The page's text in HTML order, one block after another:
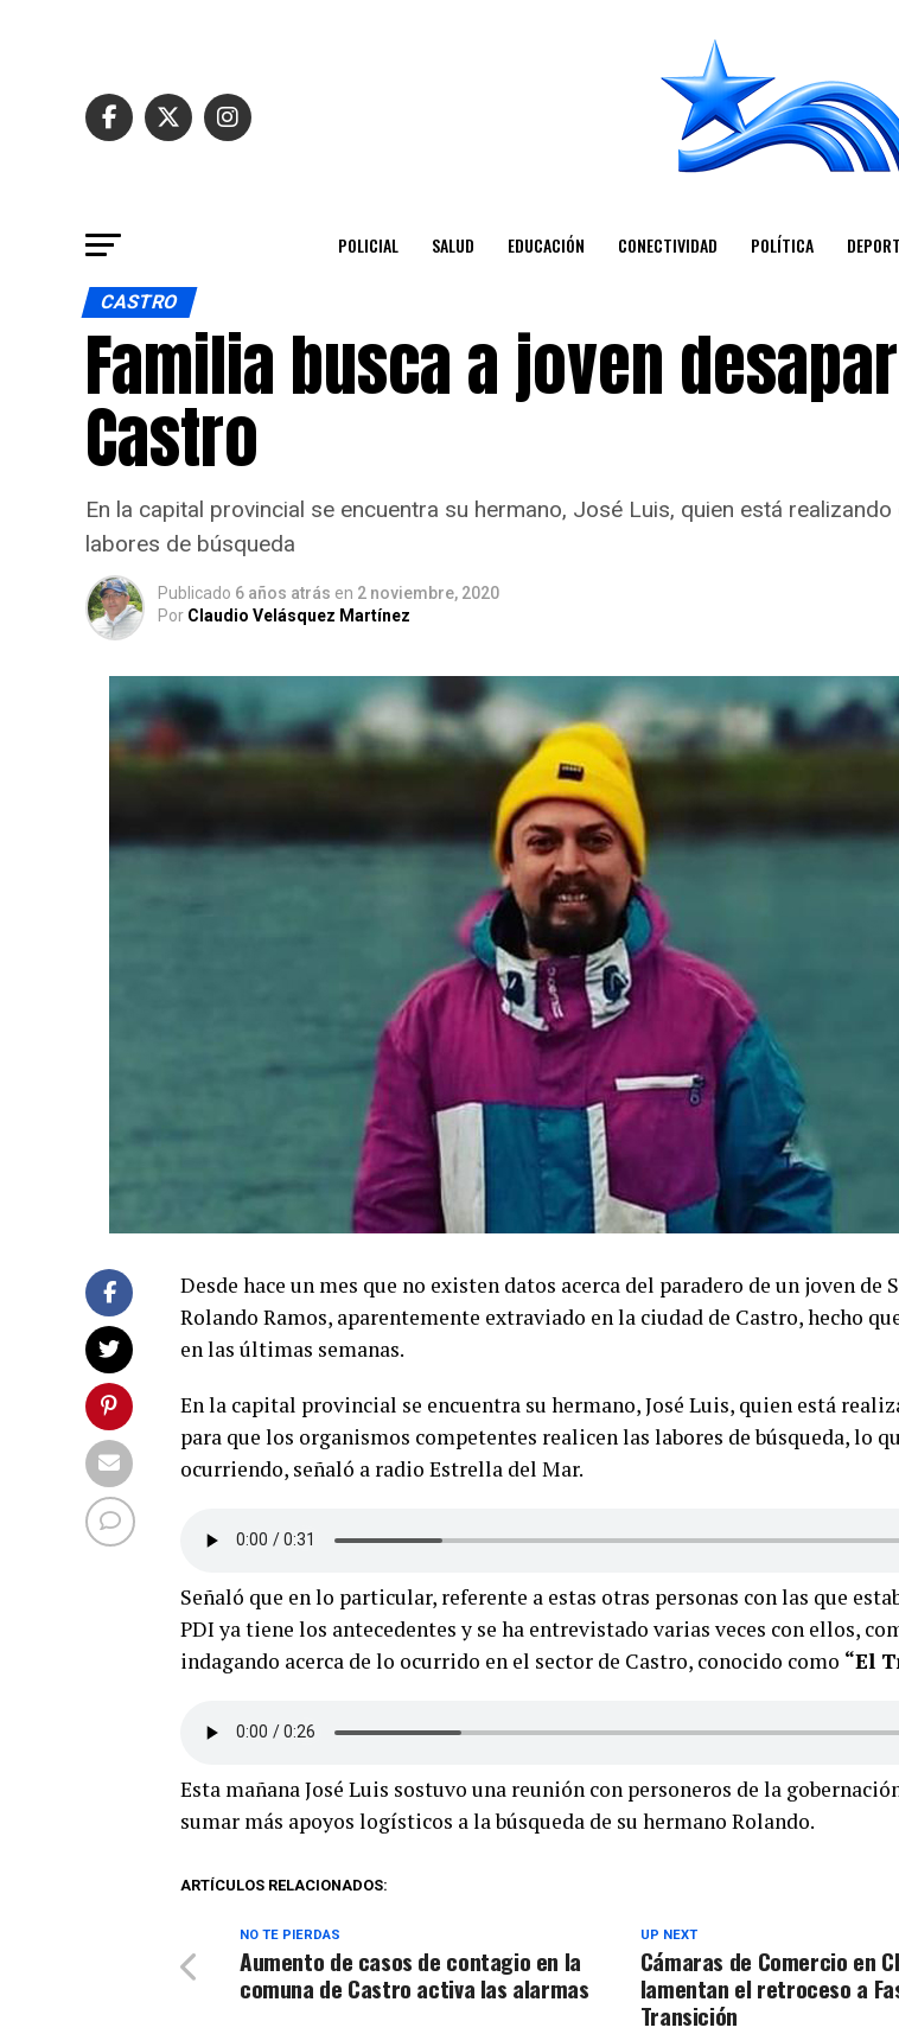
POLICIAL SALUD EDUCACIÓN CONECTIVIDAD POLÍTICA
CASTRO
Familia busca a joven
Castro
En la capital provincial se encuentra su hermano, José Luis, quien está
labores de búsqueda
Publicado 6 años atrás en 2 noviembre, 2020
Por Claudio Velásquez Martínez
Desde hace un mes que no existen datos acerca del paradero de un joven de
Rolando Ramos, aparentemente extraviado en la ciudad de Castro, hecho
en las últimas semanas.
En la capital provincial se encuentra su hermano, José Luis, quien está
para que los organismos competentes realicen las labores de búsqueda, lo
ocurriendo, señaló a radio Estrella del Mar.
Señaló que en lo particular, referente a estas otras personas con las que
PDI ya tiene los antecedentes y se ha entrevistado varias veces con ellos,
indagando acerca de lo ocurrido en el sector de Castro, conocido como “El
Esta mañana José Luis sostuvo una reunión con personeros de la
sumar más apoyos logísticos a la búsqueda de su hermano Rolando.
ARTÍCULOS RELACIONADOS:
UP NEXT
Cámaras de Comercio en
lamentan el retroceso a
Transición
NO TE PIERDAS
Aumento de casos de contagio en la
comuna de Castro activa las alarmas